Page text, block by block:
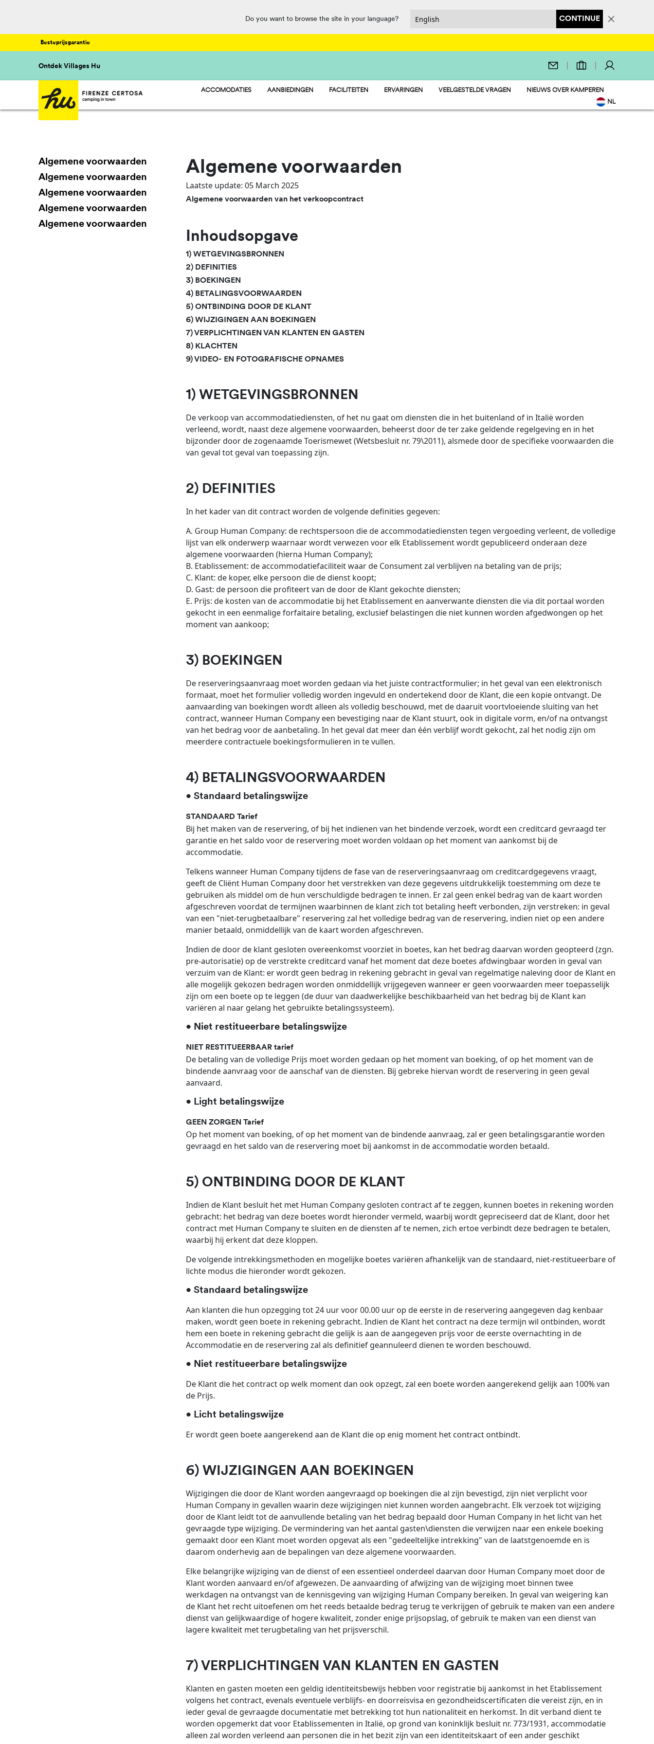
Do you want to browse the site in your language? CONTINUE
Besteprijsgarantie
Ontdek Villages Hu
ACCOMODATIES AANBIEDINGEN FACILITEITEN ERVARINGEN VEELGESTELDE VRAGEN
NIEUWS OVER KAMPEREN
NL
Algemene voorwaarden
Algemene voorwaarden
Algemene voorwaarden
Algemene voorwaarden
Algemene voorwaarden
Algemene voorwaarden
Laatste update: 05 March 2025
Algemene voorwaarden van het verkoopcontract
Inhoudsopgave
1) WETGEVINGSBRONNEN
2) DEFINITIES
3) BOEKINGEN
4) BETALINGSVOORWAARDEN
5) ONTBINDING DOOR DE KLANT
6) WIJZIGINGEN AAN BOEKINGEN
7) VERPLICHTINGEN VAN KLANTEN EN GASTEN
8) KLACHTEN
9) VIDEO- EN FOTOGRAFISCHE OPNAMES
1) WETGEVINGSBRONNEN
De verkoop van accommodatiediensten, of het nu gaat om diensten die in het buitenland of in Italië worden
verleend, wordt, naast deze algemene voorwaarden, beheerst door de ter zake geldende regelgeving en in het
bijzonder door de zogenaamde Toerismewet (Wetsbesluit nr. 79\2011), alsmede door de specifieke voorwaarden die
van geval tot geval van toepassing zijn.
2) DEFINITIES
In het kader van dit contract worden de volgende definities gegeven:
A. Group Human Company: de rechtspersoon die de accommodatiediensten tegen vergoeding verleent, de volledige
lijst van elk onderwerp waarnaar wordt verwezen voor elk Etablissement wordt gepubliceerd onderaan deze
algemene voorwaarden (hierna Human Company);
B. Etablissement: de accommodatiefaciliteit waar de Consument zal verblijven na betaling van de prijs;
C. Klant: de koper, elke persoon die de dienst koopt;
D. Gast: de persoon die profiteert van de door de Klant gekochte diensten;
E. Prijs: de kosten van de accommodatie bij het Etablissement en aanverwante diensten die via dit portaal worden
gekocht in een eenmalige forfaitaire betaling, exclusief belastingen die niet kunnen worden afgedwongen op het
moment van aankoop;
3) BOEKINGEN
De reserveringsaanvraag moet worden gedaan via het juiste contractformulier; in het geval van een elektronisch
formaat, moet het formulier volledig worden ingevuld en ondertekend door de Klant, die een kopie ontvangt. De
aanvaarding van boekingen wordt alleen als volledig beschouwd, met de daaruit voortvloeiende sluiting van het
contract, wanneer Human Company een bevestiging naar de Klant stuurt, ook in digitale vorm, en/of na ontvangst
van het bedrag voor de aanbetaling. In het geval dat meer dan één verblijf wordt gekocht, zal het nodig zijn om
meerdere contractuele boekingsformulieren in te vullen.
4) BETALINGSVOORWAARDEN
• Standaard betalingswijze
STANDAARD Tarief
Bij het maken van de reservering, of bij het indienen van het bindende verzoek, wordt een creditcard gevraagd ter
garantie en het saldo voor de reservering moet worden voldaan op het moment van aankomst bij de
accommodatie.
Telkens wanneer Human Company tijdens de fase van de reserveringsaanvraag om creditcardgegevens vraagt,
geeft de Cliënt Human Company door het verstrekken van deze gegevens uitdrukkelijk toestemming om deze te
gebruiken als middel om de hun verschuldigde bedragen te innen. Er zal geen enkel bedrag van de kaart worden
afgeschreven voordat de termijnen waarbinnen de klant zich tot betaling heeft verbonden, zijn verstreken: in geval
van een "niet-terugbetaalbare" reservering zal het volledige bedrag van de reservering, indien niet op een andere
manier betaald, onmiddellijk van de kaart worden afgeschreven.
Indien de door de klant gesloten overeenkomst voorziet in boetes, kan het bedrag daarvan worden geopteerd (zgn.
pre-autorisatie) op de verstrekte creditcard vanaf het moment dat deze boetes afdwingbaar worden in geval van
verzuim van de Klant: er wordt geen bedrag in rekening gebracht in geval van regelmatige naleving door de Klant en
alle mogelijk gekozen bedragen worden onmiddellijk vrijgegeven wanneer er geen voorwaarden meer toepasselijk
zijn om een boete op te leggen (de duur van daadwerkelijke beschikbaarheid van het bedrag bij de Klant kan
variëren al naar gelang het gebruikte betalingssysteem).
• Niet restitueerbare betalingswijze
NIET RESTITUEERBAAR tarief
De betaling van de volledige Prijs moet worden gedaan op het moment van boeking, of op het moment van de
bindende aanvraag voor de aanschaf van de diensten. Bij gebreke hiervan wordt de reservering in geen geval
aanvaard.
• Light betalingswijze
GEEN ZORGEN Tarief
Op het moment van boeking, of op het moment van de bindende aanvraag, zal er geen betalingsgarantie worden
gevraagd en het saldo van de reservering moet bij aankomst in de accommodatie worden betaald.
5) ONTBINDING DOOR DE KLANT
Indien de Klant besluit het met Human Company gesloten contract af te zeggen, kunnen boetes in rekening worden
gebracht: het bedrag van deze boetes wordt hieronder vermeld, waarbij wordt gepreciseerd dat de Klant, door het
contract met Human Company te sluiten en de diensten af te nemen, zich ertoe verbindt deze bedragen te betalen,
waarbij hij erkent dat deze kloppen.
De volgende intrekkingsmethoden en mogelijke boetes variëren afhankelijk van de standaard, niet-restitueerbare of
lichte modus die hieronder wordt gekozen.
• Standaard betalingswijze
Aan klanten die hun opzegging tot 24 uur voor 00.00 uur op de eerste in de reservering aangegeven dag kenbaar
maken, wordt geen boete in rekening gebracht. Indien de Klant het contract na deze termijn wil ontbinden, wordt
hem een boete in rekening gebracht die gelijk is aan de aangegeven prijs voor de eerste overnachting in de
Accommodatie en de reservering zal als definitief geannuleerd dienen te worden beschouwd.
• Niet restitueerbare betalingswijze
De Klant die het contract op welk moment dan ook opzegt, zal een boete worden aangerekend gelijk aan 100% van
de Prijs.
• Licht betalingswijze
Er wordt geen boete aangerekend aan de Klant die op enig moment het contract ontbindt.
6) WIJZIGINGEN AAN BOEKINGEN
Wijzigingen die door de Klant worden aangevraagd op boekingen die al zijn bevestigd, zijn niet verplicht voor
Human Company in gevallen waarin deze wijzigingen niet kunnen worden aangebracht. Elk verzoek tot wijziging
door de Klant leidt tot de aanvullende betaling van het bedrag bepaald door Human Company in het licht van het
gevraagde type wijziging. De vermindering van het aantal gasten\diensten die verwijzen naar een enkele boeking
gemaakt door een Klant moet worden opgevat als een "gedeeltelijke intrekking" van de laatstgenoemde en is
daarom onderhevig aan de bepalingen van deze algemene voorwaarden.
Elke belangrijke wijziging van de dienst of een essentieel onderdeel daarvan door Human Company moet door de
Klant worden aanvaard en/of afgewezen. De aanvaarding of afwijzing van de wijziging moet binnen twee
werkdagen na ontvangst van de kennisgeving van wijziging Human Company bereiken. In geval van weigering kan
de Klant het recht uitoefenen om het reeds betaalde bedrag terug te verkrijgen of gebruik te maken van een andere
dienst van gelijkwaardige of hogere kwaliteit, zonder enige prijsopslag, of gebruik te maken van een dienst van
lagere kwaliteit met terugbetaling van het prijsverschil.
7) VERPLICHTINGEN VAN KLANTEN EN GASTEN
Klanten en gasten moeten een geldig identiteitsbewijs hebben voor registratie bij aankomst in het Etablissement
volgens het contract, evenals eventuele verblijfs- en doorreisvisa en gezondheidscertificaten die vereist zijn, en in
ieder geval de gevraagde documentatie met betrekking tot hun nationaliteit en herkomst. In dit verband dient te
worden opgemerkt dat voor Etablissementen in Italië, op grond van koninklijk besluit nr. 773/1931, accommodatie
alleen zal worden verleend aan personen die in het bezit zijn van een identiteitskaart of een ander geschikt